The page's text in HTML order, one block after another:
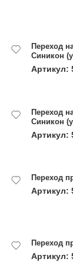
Переход
Синикон
Артикул:
Переход
Синикон
Артикул:
Переход
Артикул:
Переход
Артикул: